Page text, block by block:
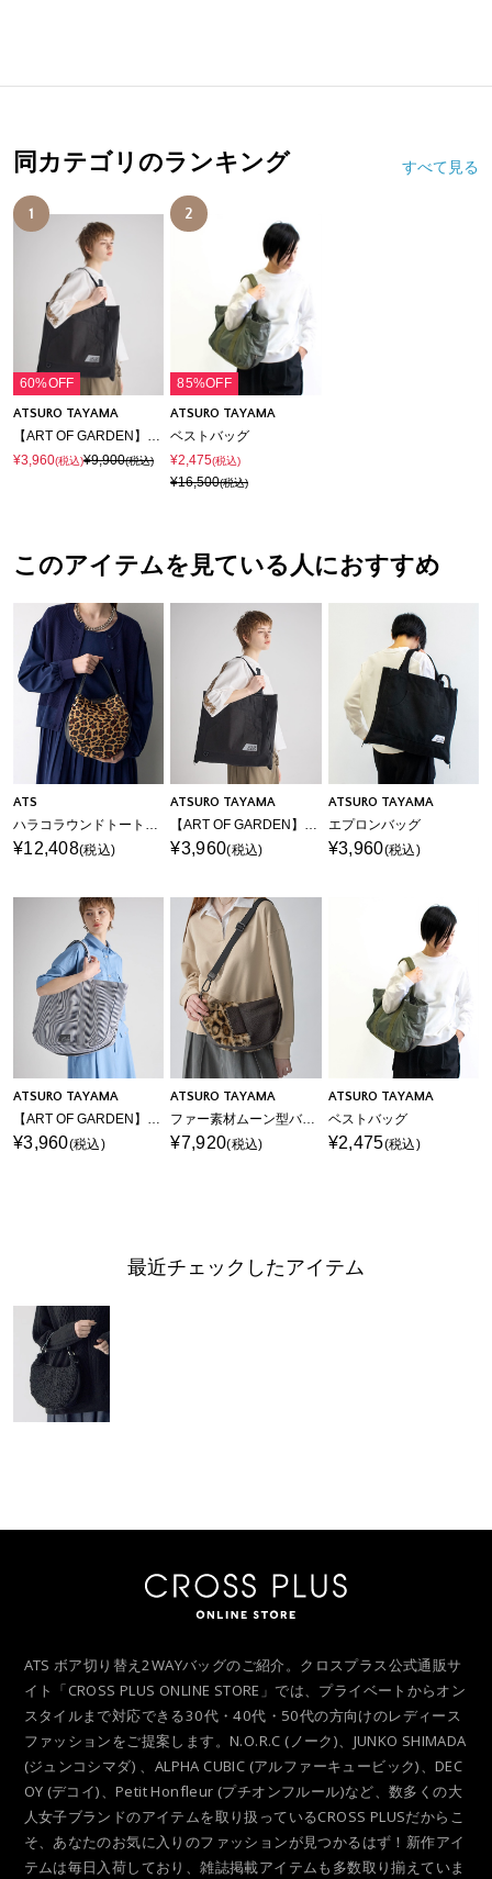
同カテゴリのランキング すべて見る
1
60%OFF
ATSURO TAYAMA
¥3,960(税込)¥9,900(税込)
2
85%OFF
ATSURO TAYAMA
ベストバッグ
¥2,475(税込)
¥16,500(税込)
このアイテムを見ている人におすすめ
ATS
ハラコラウンドトートバッグ
¥12,408(税込)
ATSURO TAYAMA
【ART OF GARDEN】エプロンバッグ
¥3,960(税込)
ATSURO TAYAMA
エプロンバッグ
¥3,960(税込)
ATSURO TAYAMA
【ART OF GARDEN】ベストバッグ
¥3,960(税込)
ATSURO TAYAMA
ファー素材ムーン型バッグ
¥7,920(税込)
ATSURO TAYAMA
ベストバッグ
¥2,475(税込)
最近チェックしたアイテム
ATS ボア切り替え2WAYバッグのご紹介。クロスプラス公式通販サ
イト「CROSS PLUS ONLINE STORE」では、プライベートからオン
スタイルまで対応できる30代・40代・50代の方向けのレディース
ファッションをご提案します。N.O.R.C (ノーク)、JUNKO SHIMADA
(ジュンコシマダ) 、ALPHA CUBIC (アルファーキュービック)、DEC
OY (デコイ)、Petit Honfleur (プチオンフルール)など、数多くの大
人女子ブランドのアイテムを取り扱っているCROSS PLUSだからこ
そ、あなたのお気に入りのファッションが見つかるはず！新作アイ
テムは毎日入荷しており、雑誌掲載アイテムも多数取り揃えていま